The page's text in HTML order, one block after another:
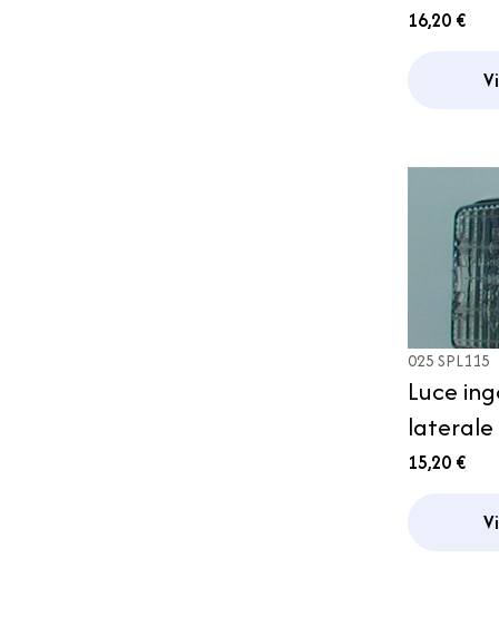
Camper
16,20 €
025 SPL115
Luce
15,20 €